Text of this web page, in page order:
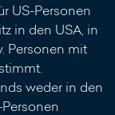
US-Personen
in den USA, in
Personen mit
weder in den